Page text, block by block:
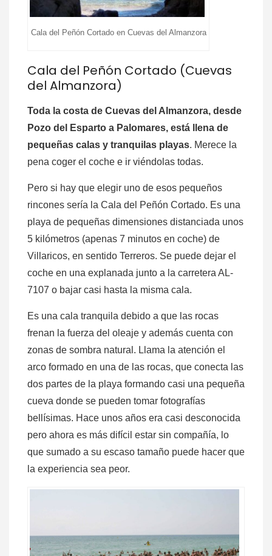
Cala del Peñón Cortado en Cuevas del Almanzora
Cala del Peñón Cortado (Cuevas
del Almanzora)
Toda la costa de Cuevas del Almanzora, desde
Pozo del Esparto a Palomares, está llena de
pequeñas calas y tranquilas playas. Merece la
pena coger el coche e ir viéndolas todas.
Pero si hay que elegir uno de esos pequeños
rincones sería la Cala del Peñón Cortado. Es una
playa de pequeñas dimensiones distanciada unos
5 kilómetros (apenas 7 minutos en coche) de
Villaricos, en sentido Terreros. Se puede dejar el
coche en una explanada junto a la carretera AL-
7107 o bajar casi hasta la misma cala.
Es una cala tranquila debido a que las rocas
frenan la fuerza del oleaje y además cuenta con
zonas de sombra natural. Llama la atención el
arco formado en una de las rocas, que conecta las
dos partes de la playa formando casi una pequeña
cueva donde se pueden tomar fotografías
bellísimas. Hace unos años era casi desconocida
pero ahora es más difícil estar sin compañía, lo
que sumado a su escaso tamaño puede hacer que
la experiencia sea peor.